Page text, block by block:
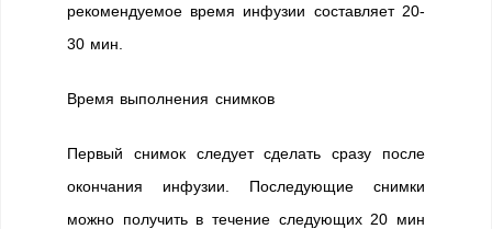
рекомендуемое время инфузии составляет 20-
30 мин.
Время выполнения снимков
Первый снимок следует сделать сразу после
окончания инфузии. Последующие снимки
можно получить в течение следующих 20 мин